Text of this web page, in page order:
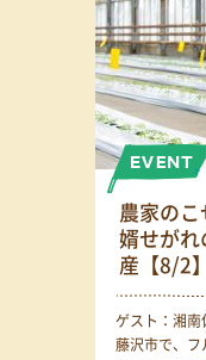
農家の
婿せがれ
産【8/2】
ゲスト：湘
藤沢市で、フ